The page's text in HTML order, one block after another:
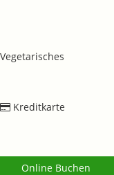
Vegetarisches
Kreditkarte
Online Buchen